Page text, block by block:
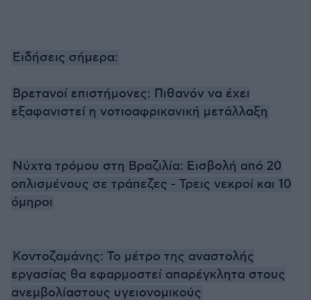
Ειδήσεις σήμερα:
Βρετανοί επιστήμονες: Πιθανόν να έχει
εξαφανιστεί η νοτιοαφρικανική μετάλλαξη
Νύχτα τρόμου στη Βραζιλία: Εισβολή από 20
οπλισμένους σε τράπεζες - Τρεις νεκροί και 10
όμηροι
Κοντοζαμάνης: Το μέτρο της αναστολής
εργασίας θα εφαρμοστεί απαρέγκλητα στους
ανεμβολίαστους υγειονομικούς